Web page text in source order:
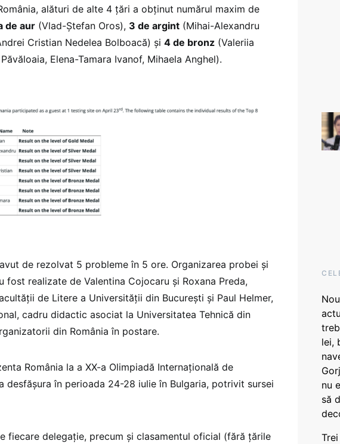
alături de alte 4 țări a obținut numărul maxim de
de aur (Vlad-Ștefan Oros), 3 de argint (Mihai-Alexandru
Cristian Nedelea Bolboacă) și 4 de bronz (Valeriia
Elena-Tamara Ivanof, Mihaela Anghel).
de rezolvat 5 probleme în 5 ore. Organizarea probei și
fost realizate de Valentina Cojocaru și Roxana Preda,
de Litere a Universității din București și Paul Helmer,
cadru didactic asociat la Universitatea Tehnică din
din România în postare.
România la a XX-a Olimpiadă Internațională de
desfășura în perioada 24-28 iulie în Bulgaria, potrivit sursei
fiecare delegație, precum și clasamentul oficial (fără țările
lei,
nu
să